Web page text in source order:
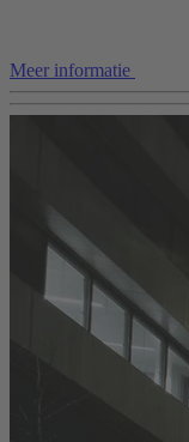
Meer informatie